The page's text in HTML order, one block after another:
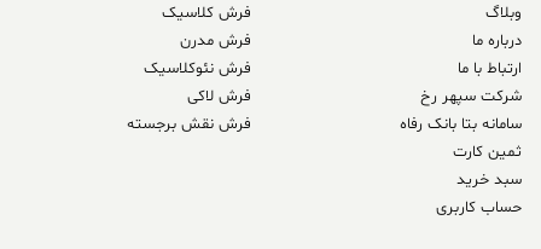
وبلاگ
درباره ما
ارتباط با ما
شرکت سپهر رخ
سامانه بتا بانک رفاه
ثمین کارت
سبد خرید
حساب کاربری
فرش کلاسیک
فرش مدرن
فرش نئوکلاسیک
فرش لاکی
فرش نقش برجسته